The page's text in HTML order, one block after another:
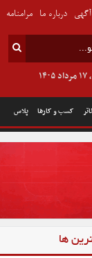
کسب و کارها پلاس
آگهی درباره ما مرامنامه
ها